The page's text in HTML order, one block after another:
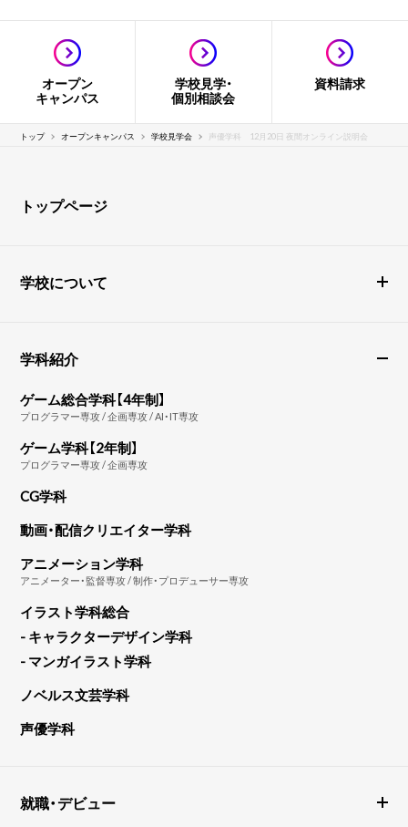
オープン
キャンパス
学校見学・
個別相談会
資料請求
トップ オープンキャンパス 学校見学会 声優学科 12月20日 夜間オンライン説明会
トップページ
学校について
学科紹介
ゲーム総合学科【4年制】
プログラマー専攻 / 企画専攻 / AI・IT専攻
ゲーム学科【2年制】
プログラマー専攻 / 企画専攻
CG学科
動画・配信クリエイター学科
アニメーション学科
アニメーター・監督専攻 / 制作・プロデューサー専攻
イラスト学科総合
- キャラクターデザイン学科
- マンガイラスト学科
ノベルス文芸学科
声優学科
就職・デビュー